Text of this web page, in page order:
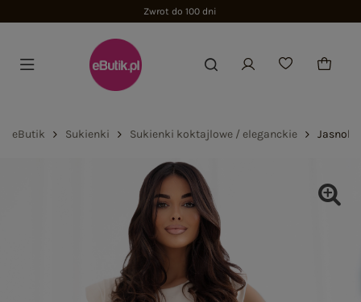
Zwrot do 100 dni
eButik Sukienki Sukienki koktajlowe / eleganckie